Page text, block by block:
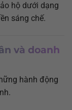
hộ dưới dạng
sáng chế.
và doanh
hành động